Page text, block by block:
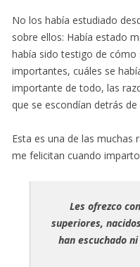
No los había estudiado
sobre ellos: Había estado
había sido testigo de
importantes, cuáles se
importante de todo, las
que se escondían detrás de
Esta es una de las muchas
me felicitan cuando
Les ofrezco
superiores,
han escuchado